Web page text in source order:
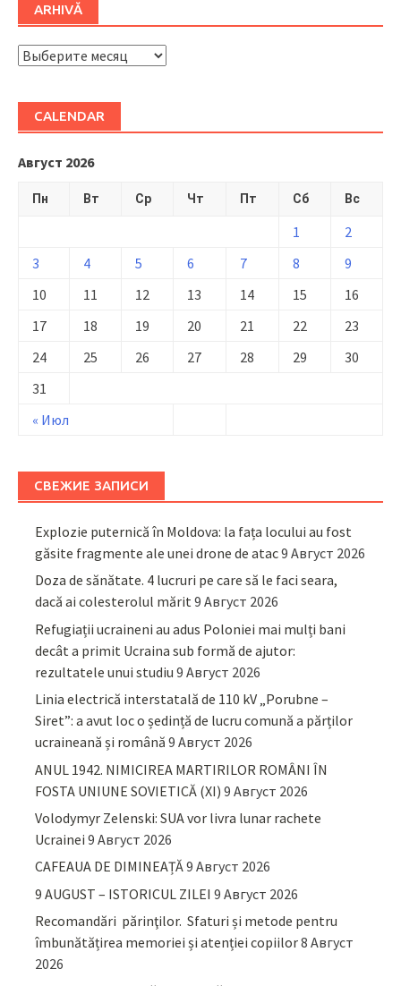
ARHIVĂ
ARHIVĂ
CALENDAR
Август 2026
Пн Вт Ср Чт Пт Сб Вс
« Июл
1
2
3
4 5 6 7 8
9
10
11 12 13 14 15
16
17
18 19 20 21 22
23
24
25 26 27 28 29
30
31
СВЕЖИЕ ЗАПИСИ
Explozie puternică în Moldova: la fața locului au fost
găsite fragmente ale unei drone de atac9 Август 2026
Doza de sănătate. 4 lucruri pe care să le faci seara,
dacă ai colesterolul mărit9 Август 2026
Refugiații ucraineni au adus Poloniei mai mulți bani
decât a primit Ucraina sub formă de ajutor:
rezultatele unui studiu 9 Август 2026
Linia electrică interstatală de 110 kV „Porubne –
Siret”: a avut loc o ședință de lucru comună a părților
ucraineană și română 9 Август 2026
ANUL 1942. NIMICIREA MARTIRILOR ROMÂNI ÎN
FOSTA UNIUNE SOVIETICĂ (XI) 9 Август 2026
Volodymyr Zelenski: SUA vor livra lunar rachete
Ucrainei 9 Август 2026
CAFEAUA DE DIMINEAȚĂ9 Август 2026
9 AUGUST – ISTORICUL ZILEI 9 Август 2026
Recomandări părinţilor. Sfaturi și metode pentru
îmbunătățirea memoriei și atenției copiilor8 Август
2026